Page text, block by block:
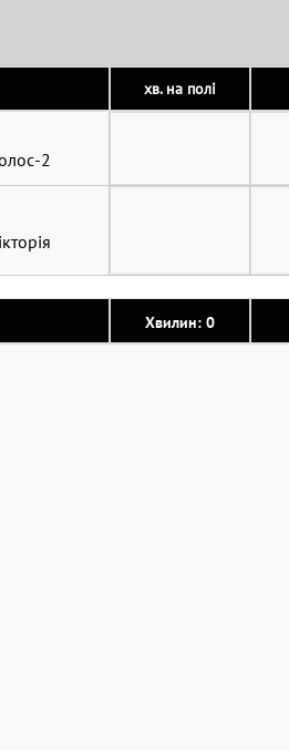
хв. на полі
Хвилин: 0
2